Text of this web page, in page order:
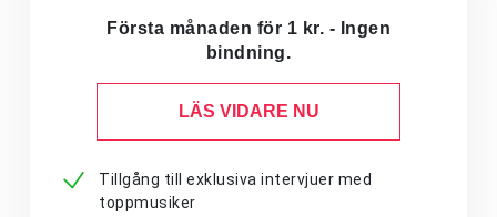
Första månaden för 1 kr. - Ingen
bindning.
LÄS VIDARE NU
Tillgång till exklusiva intervjuer med
toppmusiker